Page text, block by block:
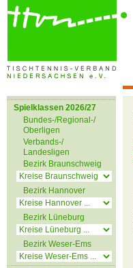
Spielklassen 2026/27
Bundes-/Regional-/
Oberligen
Verbands-/
Landesligen
Bezirk Braunschweig
Bezirk Hannover
Bezirk Lüneburg
Bezirk Weser-Ems